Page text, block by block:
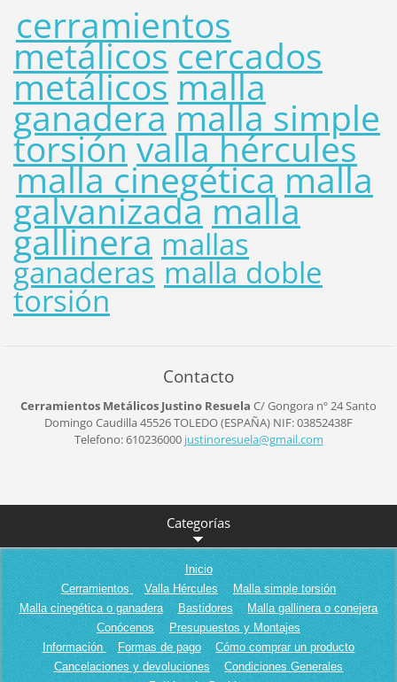
cerramientos
metálicoscercados
metálicosmalla
ganadera malla simple
torsiónvalla hércules
malla cinegéticamalla
galvanizadamalla
gallinera mallas
ganaderas malla doble
torsión
Contacto
Cerramientos Metálicos Justino Resuela C/ Gongora nº 24Santo
Domingo Caudilla 45526TOLEDO (ESPAÑA) NIF: 03852438F
Telefono: 610236000 justinoresuela@gmail.com
Categorías
Inicio
Cerramientos
Valla Hércules
Malla simple torsión
Malla cinegética o ganadera
Bastidores
Malla gallinera o conejera
Conócenos
Presupuestos y Montajes
Información
Formas de pago
Cómo comprar un producto
Cancelaciones y devoluciones
Condiciones Generales